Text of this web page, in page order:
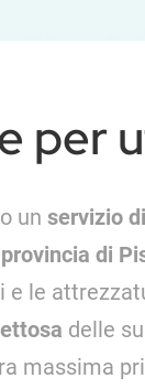
per
un servizio
provincia di
le
delle
massima